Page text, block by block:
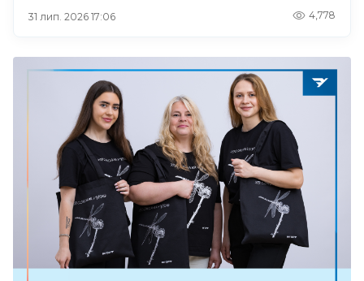
31 лип. 2026 17:06 4,778